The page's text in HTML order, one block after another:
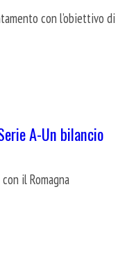
con l’obiettivo di
A-Un bilancio
il Romagna